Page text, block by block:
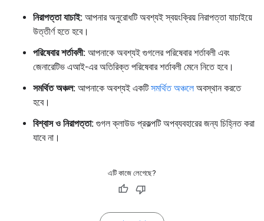
নিরাপত্তা যাচাই: আপনার অনুরোধটি অবশ্যই স্বয়ংক্রিয় নিরাপত্তা যাচাইয়ে
উত্তীর্ণ হতে হবে।
পরিষেবার শর্তাবলী: আপনাকে অবশ্যই গুগলের পরিষেবার শর্তাবলী এবং
জেনারেটিভ এআই-এর অতিরিক্ত পরিষেবার শর্তাবলী মেনে নিতে হবে।
সমর্থিত অঞ্চল: আপনাকে অবশ্যই একটিসমর্থিত অঞ্চলেঅবস্থান করতে
হবে।
বিশ্বাস ও নিরাপত্তা: গুগল ক্লাউড প্রকল্পটি অপব্যবহারের জন্য চিহ্নিত করা
যাবে না।
এটি কাজে লেগেছে?